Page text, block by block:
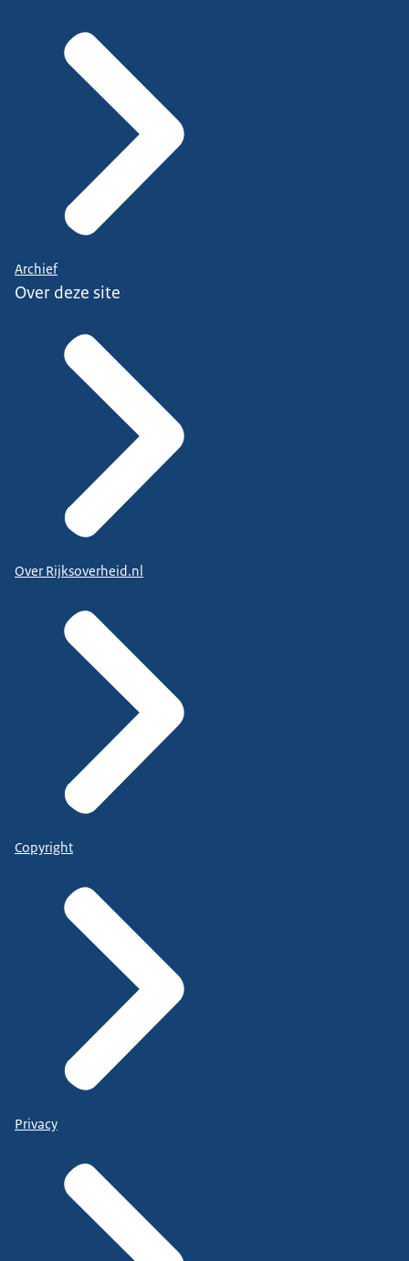
Archief
Over deze site
Over Rijksoverheid.nl
Copyright
Privacy